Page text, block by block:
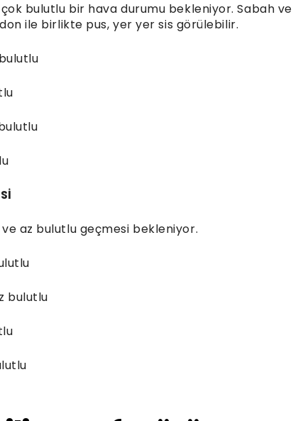
bulutlu bir hava durumu bekleniyor. Sabah ve
ile birlikte pus, yer yer sis görülebilir.
az bulutlu geçmesi bekleniyor.
bulutlu